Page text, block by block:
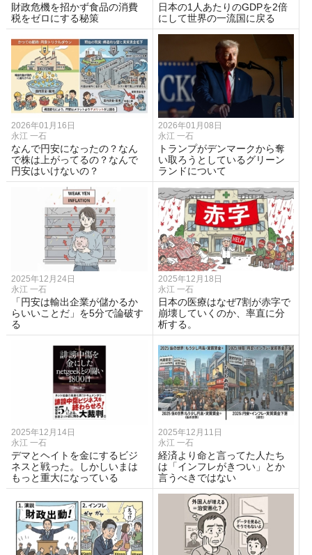
財政危機を招かず食品の消費
税をゼロにする秘策
日本の1人あたりのGDPを2倍
にして世界の一流国に戻る
2026年01月16日
永江 一石
なんで円安になったの？なん
で株は上がってるの？なんで
円安はいけないの？
2026年01月08日
永江 一石
トランプがデンマークから奪
い取ろうとしているグリーン
ランドについて
2025年12月24日
永江 一石
「円安は輸出企業が儲かるか
らいいことだ」を5分で論破す
る
2025年12月18日
永江 一石
日本の医療はなぜ7割が赤字で
崩壊していくのか、率直に分
析する。
2025年12月14日
永江 一石
デマとヘイトを金にするビジ
ネスと戦った。しかしいまは
もっと重大になっている
2025年12月11日
永江 一石
経済より命と言ってた人たち
は「インフレがきつい」とか
言うべきではない